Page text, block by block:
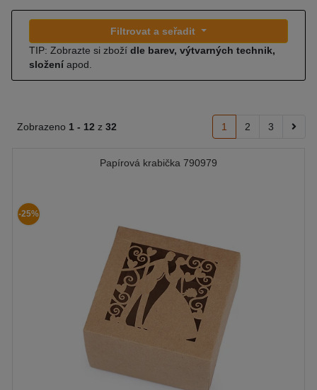
Filtrovat a seřadit
TIP: Zobrazte si zboží dle barev, výtvarných technik,
složení apod.
Zobrazeno 1 - 12 z 32 1 2 3
Papírová krabička 790979
-25%